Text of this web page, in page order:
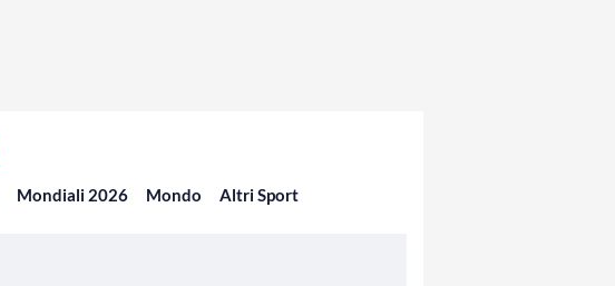
Mondiali 2026 Mondo Altri Sport